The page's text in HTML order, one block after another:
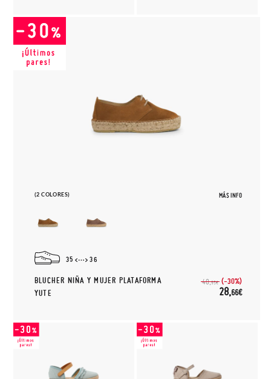
(2 COLORES) MÁS INFO
35 36
BLUCHER NIÑA Y MUJER PLATAFORMA
YUTE
40,95€ (-30%)
28,66€